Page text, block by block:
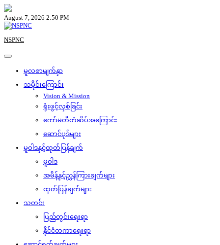
Skip
to
content
August 7, 2026 2:50 PM
NSPNC
မူလစာမျက်နှာ
သမိုင်းကြောင်း
Vision & Mission
ရုံးဖွင့်လှစ်ခြင်း
ကော်မတီတံဆိပ်အကြောင်း
ဆောင်ပုဒ်များ
မူဝါဒနှင့်ထုတ်ပြန်ချက်
မူဝါဒ
အမိန့်နှင့်ညွှန်ကြားချက်များ
ထုတ်ပြန်ချက်များ
သတင်း
ပြည်တွင်းရေးရာ
နိုင်ငံတကာရေးရာ